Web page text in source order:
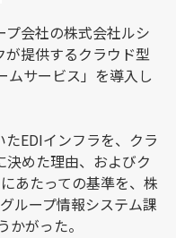
会社の株式会社ルシ
が提供するクラウド型
ムサービス」を導入し
EDIインフラを、クラ
めた理由、およびク
あたっての基準を、株
ループ情報システム課
がった。